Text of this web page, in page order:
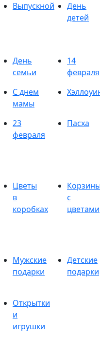
Выпускной
День
детей
День
семьи
14
февраля
С днем
мамы
23
февраля
Пасха
Цветы
в
коробках
с
цветами
Мужские
подарки
Детские
подарки
Открытки
и
игрушки